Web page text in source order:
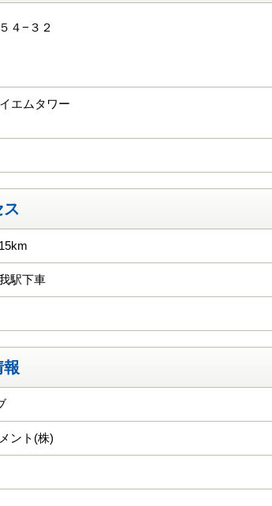
４−３２
エムタワー
ス
駅下車
報
ント(株)